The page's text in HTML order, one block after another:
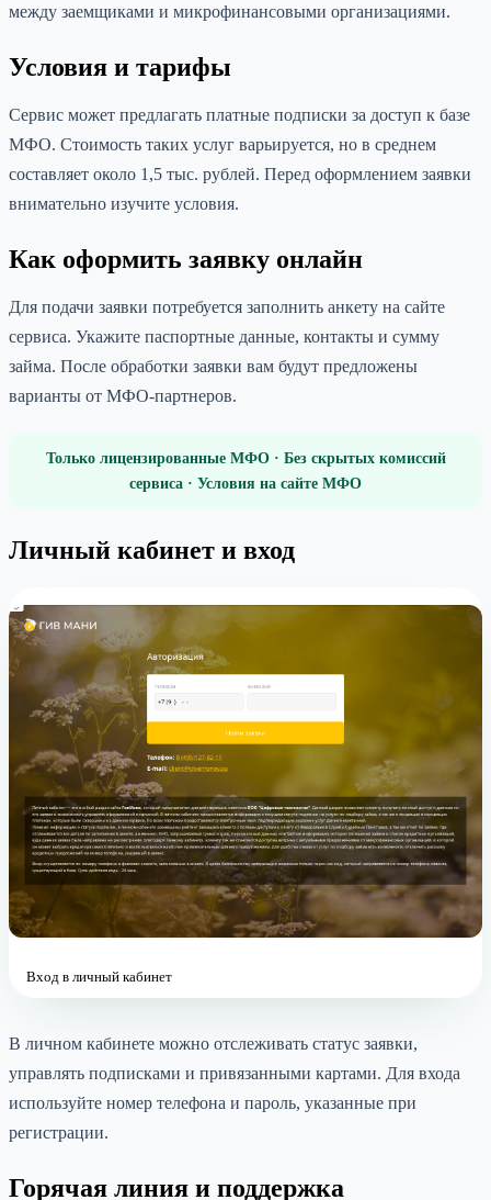
между заемщиками и микрофинансовыми организациями.
Условия и тарифы
Сервис может предлагать платные подписки за доступ к базе
МФО. Стоимость таких услуг варьируется, но в среднем
составляет около 1,5 тыс. рублей. Перед оформлением заявки
внимательно изучите условия.
Как оформить заявку онлайн
Для подачи заявки потребуется заполнить анкету на сайте
сервиса. Укажите паспортные данные, контакты и сумму
займа. После обработки заявки вам будут предложены
варианты от МФО-партнеров.
Только лицензированные МФО · Без скрытых комиссий
сервиса · Условия на сайте МФО
Личный кабинет и вход
Вход в личный кабинет
В личном кабинете можно отслеживать статус заявки,
управлять подписками и привязанными картами. Для входа
используйте номер телефона и пароль, указанные при
регистрации.
Горячая линия и поддержка